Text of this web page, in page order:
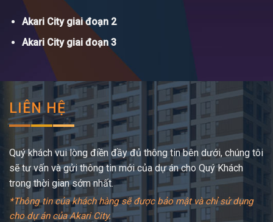
Akari City giai đoạn 2
Akari City giai đoạn 3
LIÊN HỆ
Quý khách vui lòng điền đầy đủ thông tin bên dưới, chúng tôi
sẽ tư vấn và gửi thông tin mới của dự án cho Quý Khách
trong thời gian sớm nhất.
*Thông tin của khách hàng sẽ được bảo mật và chỉ sử dụng
cho dự án của Akari City.